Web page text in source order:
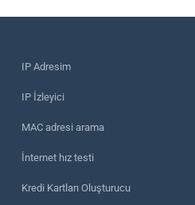
IP Adresim
IP İzleyici
MAC adresi arama
İnternet hız testi
Kredi Kartları Oluşturucu